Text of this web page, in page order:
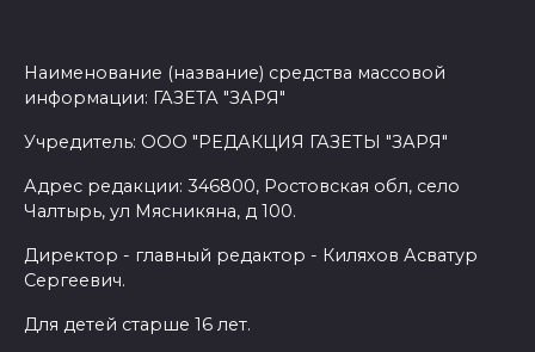
Наименование (название) средства массовой
информации: ГАЗЕТА "ЗАРЯ"
Учредитель: ООО "РЕДАКЦИЯ ГАЗЕТЫ "ЗАРЯ"
Адрес редакции: 346800, Ростовская обл, село
Чалтырь, ул Мясникяна, д 100.
Директор - главный редактор - Киляхов Асватур
Сергеевич.
Для детей старше 16 лет.